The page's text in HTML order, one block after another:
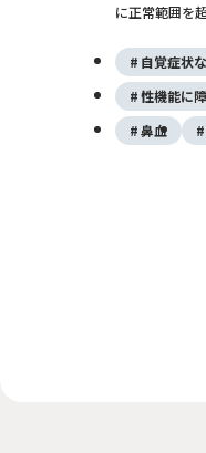
に正常範囲を
mmHg以上、
90 mmHg以上
す。
自覚症状
性機能に
鼻血